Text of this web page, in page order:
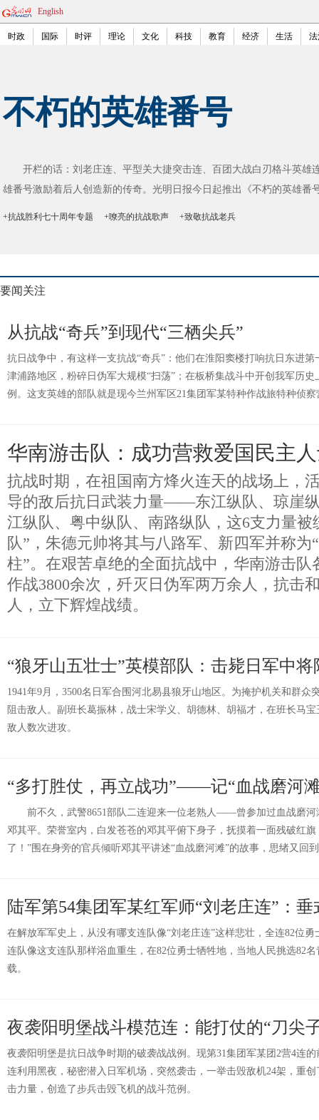
English
时政 国际 时评 理论 文化 科技 教育 经济 生活
不朽的英雄番号
开栏的话：刘老庄连、平型关大捷突击连、百团大战白刃格斗英雄
雄番号激励着后人创造新的传奇。光明日报今日起推出《不朽的英雄番
+抗战胜利七十周年专题 +嘹亮的抗战歌声 +致敬抗战老兵
要闻关注
从抗战“奇兵”到现代“三栖尖兵”
抗日战争中，有这样一支抗战“奇兵”：他们在淮阳窦楼打响抗日东进
津浦路地区，粉碎日伪军大规模“扫荡”；在板桥集战斗中开创我军历
例。这支英雄的部队就是现今兰州军区21集团军某特种作战旅特种侦察
华南游击队：成功营救爱国民主
抗战时期，在祖国南方烽火连天的战场上，
导的敌后抗日武装力量——东江纵队、琼崖
江纵队、粤中纵队、南路纵队，这6支力量被
队”，朱德元帅将其与八路军、新四军并称为
柱”。在艰苦卓绝的全面抗战中，华南游击队
作战3800余次，歼灭日伪军两万余人，抗击
人，立下辉煌战绩。
“狼牙山五壮士”英模部队：击毙日军中将
1941年9月，3500名日军合围河北易县狼牙山地区。为掩护机关和群众
阻击敌人。副班长葛振林，战士宋学义、胡德林、胡福才，在班长马
敌人数次进攻。
“多打胜仗，再立战功”——记“血战磨河
前不久，武警8651部队二连迎来一位老熟人——曾参加过血战磨河
邓其平。荣誉室内，白发苍苍的邓其平俯下身子，抚摸着一面残破红
了！”围在身旁的官兵倾听邓其平讲述“血战磨河滩”的故事，思绪又回
陆军第54集团军某红军师“刘老庄连”：
在解放军军史上，从没有哪支连队像“刘老庄连”这样悲壮，全连82位
连队像这支连队那样浴血重生，在82位勇士牺牲地，当地人民挑选82名
载。
夜袭阳明堡战斗模范连：能打仗的“刀尖
夜袭阳明堡是抗日战争时期的破袭战战例。现第31集团军某团2营4连
连利用黑夜，秘密潜入日军机场，突然袭击，一举击毁敌机24架，重
击力量，创造了步兵击毁飞机的战斗范例。